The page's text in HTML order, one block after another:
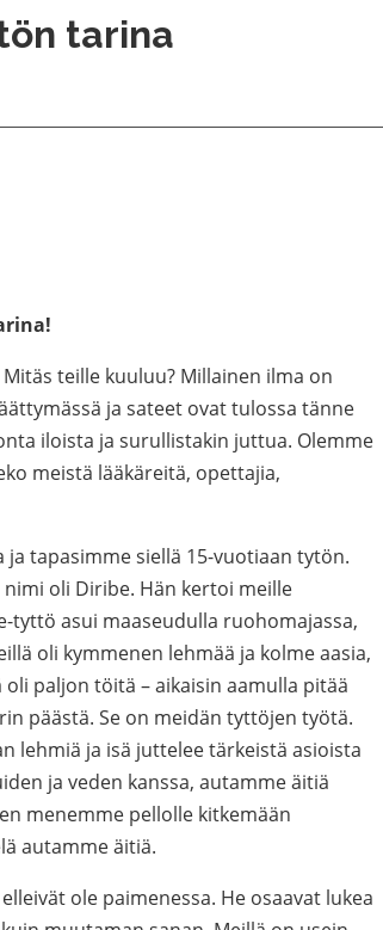
tarina
teille kuuluu? Millainen ilma on
ja sateet ovat tulossa tänne
iloista ja surullistakin juttua. Olemme
meistä lääkäreitä, opettajia,
ja tapasimme siellä 15-vuotiaan tytön.
oli Diribe. Hän kertoi meille
tyttö asui maaseudulla ruohomajassa,
oli kymmenen lehmää ja kolme aasia,
paljon töitä – aikaisin aamulla pitää
päästä. Se on meidän tyttöjen työtä.
lehmiä ja isä juttelee tärkeistä asioista
ja veden kanssa, autamme äitiä
menemme pellolle kitkemään
autamme äitiä.
ole paimenessa. He osaavat lukea